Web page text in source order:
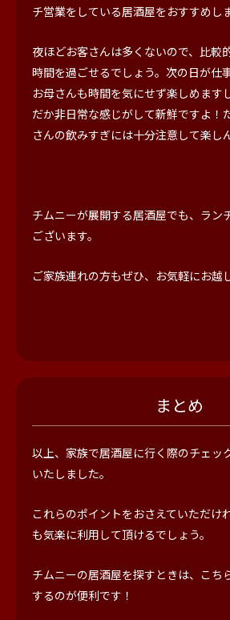
チ営業をしている居酒屋をおすすめしま
夜ほどお客さんは多くないので、比較
時間を過ごせるでしょう。次の日が仕
お母さんも時間を気にせず楽しめます
だか非日常な感じがして新鮮ですよ！
さんの飲みすぎには十分注意して楽し
チムニーが展開する居酒屋でも、ラン
ございます。
ご家族連れの方もぜひ、お気軽にお越
まとめ
以上、家族で居酒屋に行く際のチェッ
いたしました。
これらのポイントをおさえていただけ
も気楽に利用して頂けるでしょう。
チムニーの居酒屋を探すときは、こち
するのが便利です！